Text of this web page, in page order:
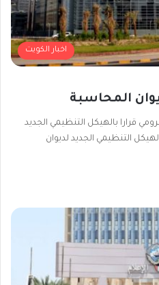
اخبار الكويت
المحاسبة
قرارا بالهيكل التنظيمي الجديد
التنظيمي الجديد لديوان